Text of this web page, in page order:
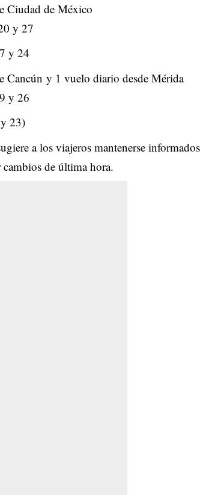
Ciudad de México
y 27
y 24
Cancún y 1 vuelo diario desde Mérida
y 26
23)
a los viajeros mantenerse
de última hora.